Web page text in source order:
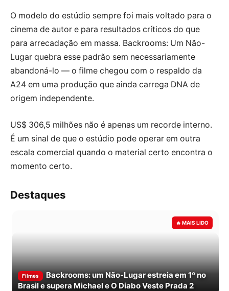
O modelo do estúdio sempre foi mais voltado para o
cinema de autor e para resultados críticos do que
para arrecadação em massa. Backrooms: Um Não-
Lugar quebra esse padrão sem necessariamente
abandoná-lo — o filme chegou com o respaldo da
A24 em uma produção que ainda carrega DNA de
origem independente.
US$ 306,5 milhões não é apenas um recorde interno.
É um sinal de que o estúdio pode operar em outra
escala comercial quando o material certo encontra o
momento certo.
Destaques
Filmes
Backrooms: um Não-Lugar estreia em 1º no
Brasil e supera Michael e O Diabo Veste Prada 2